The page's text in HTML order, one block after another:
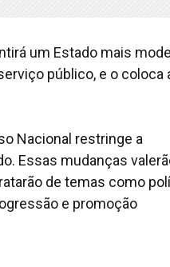
um Estado mais
público, e o coloca
Nacional restringe a
Essas mudanças
de temas como
e promoção